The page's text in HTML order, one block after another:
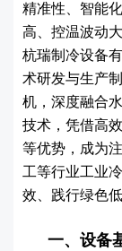
精准性、智能
高、控温波动
杭瑞制冷设备
术研发与生产
机，深度融合
技术，凭借高
等优势，成为
工等行业工业
效、践行绿色
一、设备